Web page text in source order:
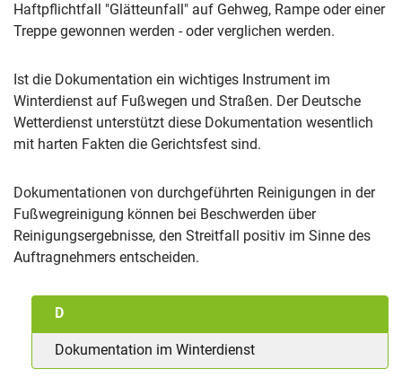
Haftpflichtfall "Glätteunfall" auf Gehweg, Rampe oder einer
Treppe gewonnen werden - oder verglichen werden.
Ist die Dokumentation ein wichtiges Instrument im
Winterdienst auf Fußwegen und Straßen. Der Deutsche
Wetterdienst unterstützt diese Dokumentation wesentlich
mit harten Fakten die Gerichtsfest sind.
Dokumentationen von durchgeführten Reinigungen in der
Fußwegreinigung können bei Beschwerden über
Reinigungsergebnisse, den Streitfall positiv im Sinne des
Auftragnehmers entscheiden.
D
Dokumentation im Winterdienst